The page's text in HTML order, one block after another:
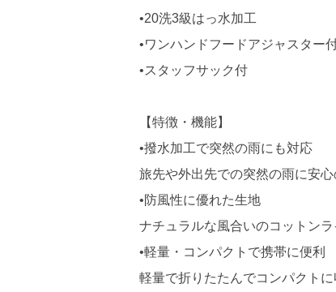
•20洗3級はっ水加工
•ワンハンドフードアジャスター
•スタッフサック付
【特徴・機能】
•撥水加工で突然の雨にも対応
旅先や外出先での突然の雨に安
•防風性に優れた生地
ナチュラルな風合いのコットン
•軽量・コンパクトで携帯に便利
軽量で折りたたんでコンパクト